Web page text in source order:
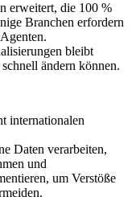
erweitert, die 100 %
Branchen erfordern
bleibt
ändern können.
internationalen
Daten verarbeiten,
und
um Verstöße